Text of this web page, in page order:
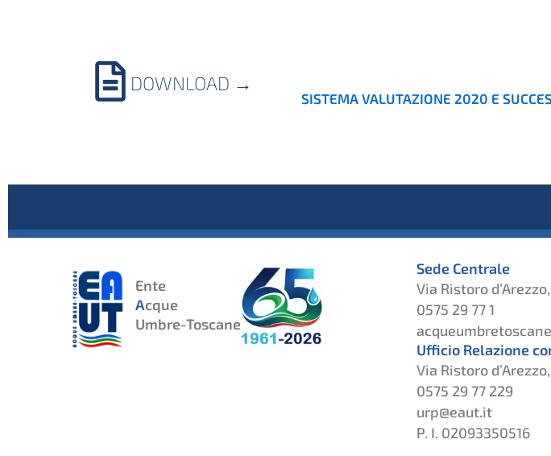
DOWNLOAD →
SISTEMA VALUTAZIONE 2020 E
Ente
Acque
Umbre-Toscane
Sede Centrale
Via Ristoro
0575 29 77 1
Ufficio Relazione
Via Ristoro
0575 29 77 229
urp@eaut.it
P. I. 02093350516